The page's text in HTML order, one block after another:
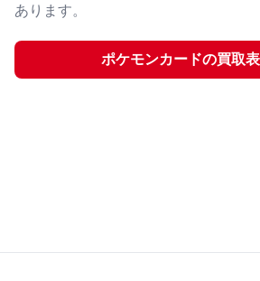
あります。
ポケモンカードの買取